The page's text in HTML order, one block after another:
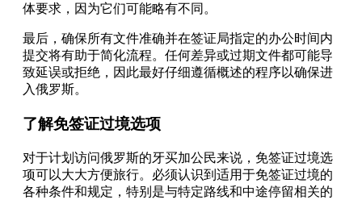
体要求，因为它们可能略有不同。
最后，确保所有文件准确并在签证局指定的办公时间内
提交将有助于简化流程。任何差异或过期文件都可能导
致延误或拒绝，因此最好仔细遵循概述的程序以确保进
入俄罗斯。
了解免签证过境选项
对于计划访问俄罗斯的牙买加公民来说，免签证过境选
项可以大大方便旅行。必须认识到适用于免签证过境的
各种条件和规定，特别是与特定路线和中途停留相关的